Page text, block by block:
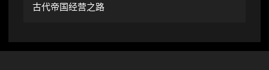
古代帝国经营之路